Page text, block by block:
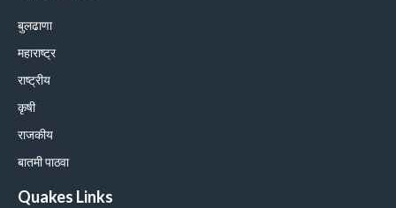
बुलढाणा
महाराष्ट्र
राष्ट्रीय
कृषी
राजकीय
बातमी पाठवा
Quakes Links